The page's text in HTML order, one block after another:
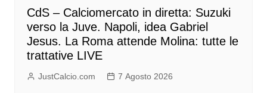
CdS – Calciomercato in diretta: Suzuki
verso la Juve. Napoli, idea Gabriel
Jesus. La Roma attende Molina: tutte le
trattative LIVE
JustCalcio.com 7 Agosto 2026